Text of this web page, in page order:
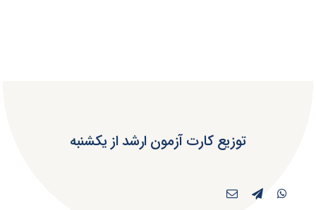
توزیع کارت آزمون ارشد از یکشنبه